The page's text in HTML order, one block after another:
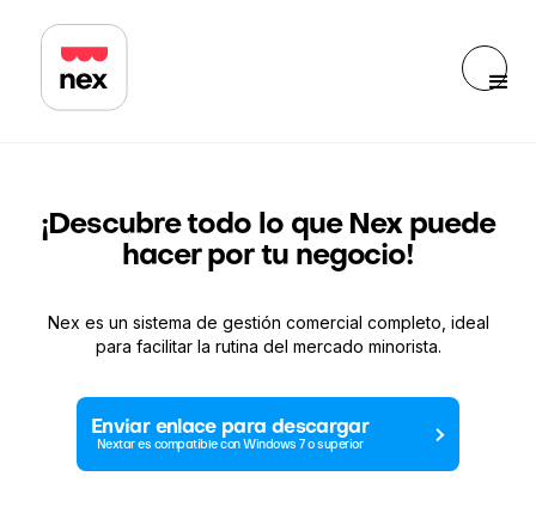
¡Descubre todo lo que Nex puede
hacer por tu negocio!
Nex es un sistema de gestión comercial completo, ideal
para facilitar la rutina del mercado minorista.
Enviar enlace para descargar
Nextar es compatible con Windows 7 o superior